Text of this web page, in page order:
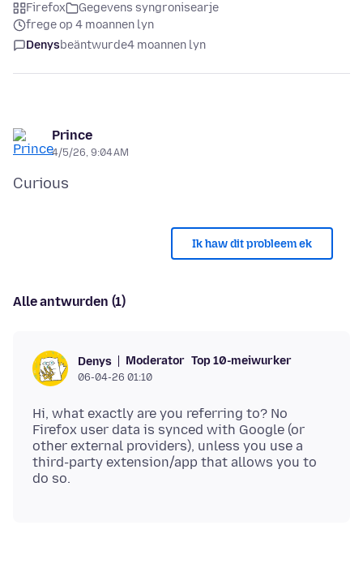
Firefox
Gegevens syngronisearje
frege op 4 moannen lyn
Denysbeäntwurde4 moannen lyn
Prince
4/5/26, 9:04 AM
Ik haw dit probleem ek
Alle antwurden (1)
Denys Moderator Top 10-meiwurker
06-04-26 01:10
Hi, what exactly are you referring to? No
Firefox user data is synced with Google (or
other external providers), unless you use a
third-party extension/app that allows you to